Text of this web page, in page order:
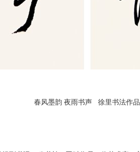
春风墨韵 夜雨书声 徐里书法作品